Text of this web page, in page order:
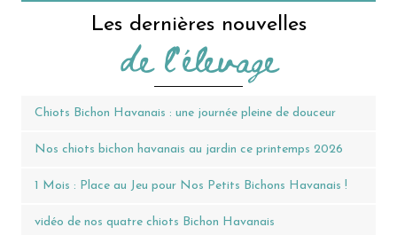
Les dernières nouvelles
de l'élevage
Chiots Bichon Havanais : une journée pleine de douceur
Nos chiots bichon havanais au jardin ce printemps 2026
1 Mois : Place au Jeu pour Nos Petits Bichons Havanais !
vidéo de nos quatre chiots Bichon Havanais